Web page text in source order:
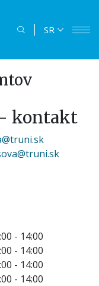
SR
kontakt
- 14:00
- 14:00
- 14:00
- 14:00